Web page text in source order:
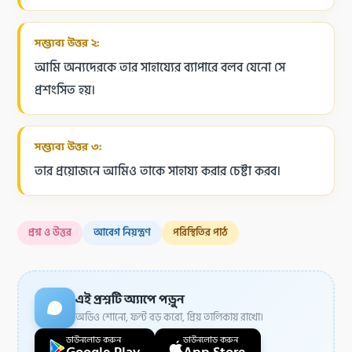
সম্ভাব্য উত্তর ২:
আমি অন্যদেরকে তার সাহায্যের ব্যাপারে বলব যেনো সে
প্রশংসিত হয়।
সম্ভাব্য উত্তর ৩:
তার প্রয়োজনে আমিও তাকে সাহায্য করার চেষ্টা করব।
প্রশ্ন ও উত্তর আবেগ নিয়ন্ত্রণ পরিস্থিতির পাঠ
এই প্রশ্নটি অ্যাপে পড়ুন
অডিও শোনো, ফন্ট বড় করো, প্রিয় তালিকায় রাখো।
ডাউনলোড করুন ডাউনলোড করুন